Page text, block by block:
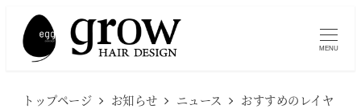
MENU
トップページ お知らせ ニュース
おすすめのレイヤ